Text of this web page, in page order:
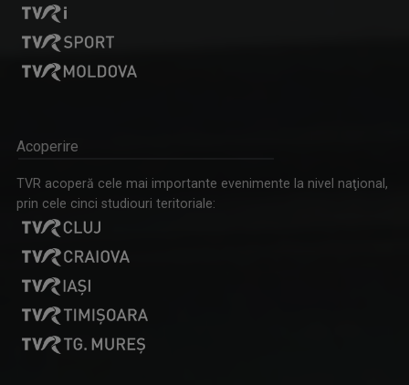
Acoperire
TVR acoperă cele mai importante evenimente la nivel naţional,
prin cele cinci studiouri teritoriale: